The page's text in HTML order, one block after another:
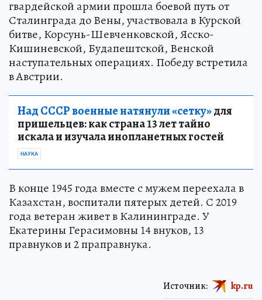
гвардейской армии прошла боевой путь от
Сталинграда до Вены, участвовала в Курской
битве, Корсунь-Шевченковской, Ясско-
Кишиневской, Будапештской, Венской
наступательных операциях. Победу встретила
в Австрии.
Над СССР военные натянули «сетку»для
пришельцев: как страна 13 лет тайно
искала и изучала инопланетных гостей
НАУКА
В конце 1945 года вместе с мужем переехала в
Казахстан, воспитали пятерых детей. С 2019
года ветеран живет в Калининграде. У
Екатерины Герасимовны 14 внуков, 13
правнуков и 2 праправнука.
Источник: kp.ru